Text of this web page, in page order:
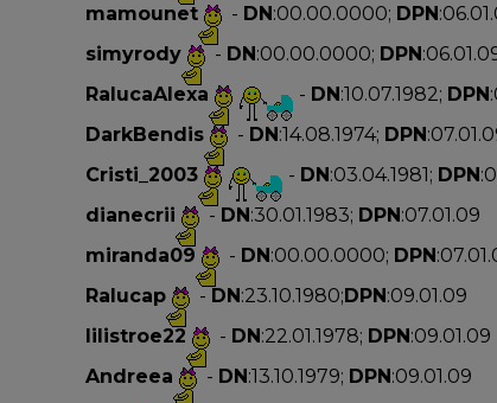
mamounet
- DN:00.00.0000; DPN
simyrody
- DN:00.00.0000; DPN
RalucaAlexa
- DN:10.07.1982; DPN
DarkBendis
- DN:14.08.1974; DPN
Cristi_2003
- DN:03.04.1981; DPN
dianecrii
- DN:30.01.1983; DPN:07.01.09
miranda09
- DN:00.00.0000; DPN
Ralucap
- DN:23.10.1980;DPN:09.01.09
lilistroe22
- DN:22.01.1978; DPN:09.01.09
Andreea
- DN:13.10.1979; DPN:09.01.09